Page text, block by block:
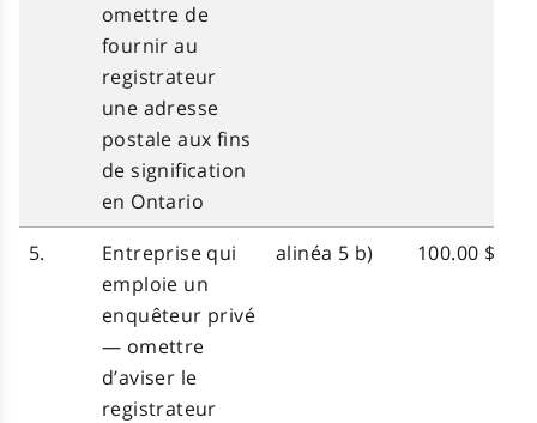
omettre de
fournir au
registrateur
une adresse
postale aux fins
de signification
en Ontario
5.
Entreprise qui
emploie un
enquêteur privé
— omettre
d’aviser le
registrateur
alinéa 5 b) 100.00 $